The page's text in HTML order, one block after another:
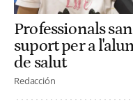
Professionals
suport per a
de salut
Redacción